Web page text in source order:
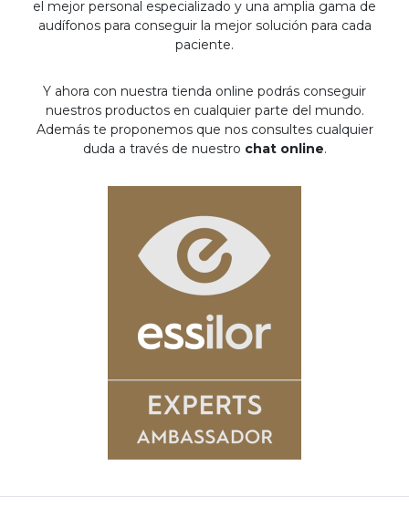
el mejor personal especializado y una amplia gama de
audífonos para conseguir la mejor solución para cada
paciente.
Y ahora con nuestra tienda online podrás conseguir
nuestros productos en cualquier parte del mundo.
Además te proponemos que nos consultes cualquier
duda a través de nuestro chat online.